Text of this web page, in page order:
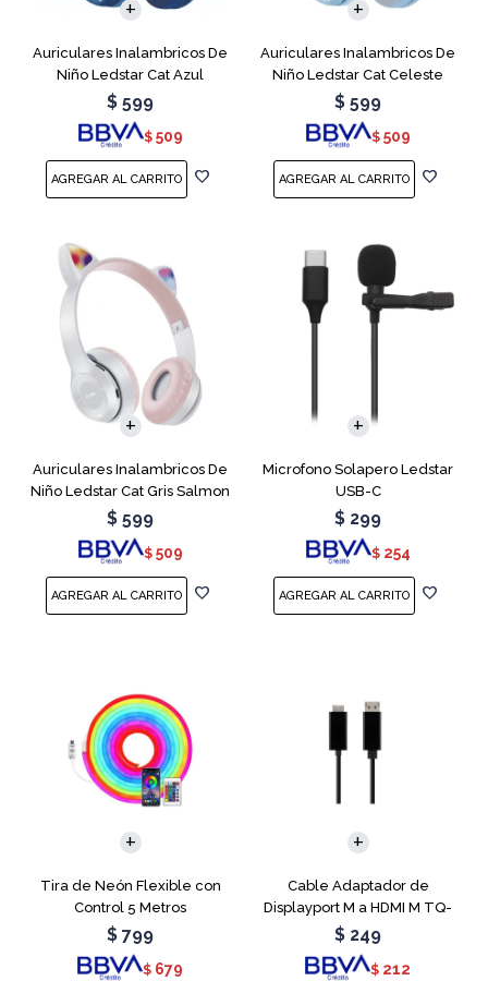
Auriculares Inalambricos De
Niño Ledstar Cat Azul
$ 599
$ 509
Auriculares Inalambricos De
Niño Ledstar Cat Celeste
$ 599
$ 509
Auriculares Inalambricos De
Niño Ledstar Cat Gris Salmon
$ 599
$ 509
Microfono Solapero Ledstar
USB-C
$ 299
$ 254
Tira de Neón Flexible con
Control 5 Metros
$ 799
$ 679
Cable Adaptador de
Displayport M a HDMI M TQ-
6307
$ 249
$ 212